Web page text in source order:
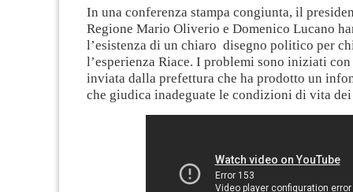
In una conferenza stampa congiunta, il
Regione Mario Oliverio e Domenico Lucano
l’esistenza di un chiaro disegno politico per
l’esperienza Riace. I problemi sono iniziati con
inviata dalla prefettura che ha prodotto un
che giudica inadeguate le condizioni di vita